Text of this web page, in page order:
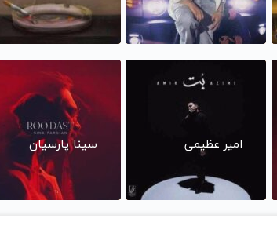
امیر عظیمی سینا پارسیان